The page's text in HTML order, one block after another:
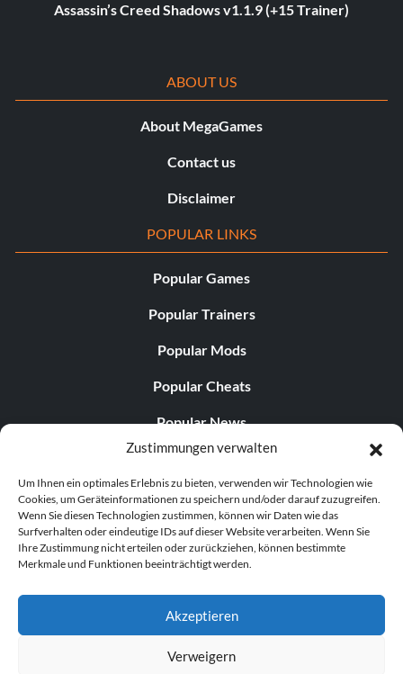
Zustimmungen verwalten
Um Ihnen ein optimales Erlebnis zu bieten, verwenden wir Technologien wie
Cookies, um Geräteinformationen zu speichern und/oder darauf zuzugreifen.
Wenn Sie diesen Technologien zustimmen, können wir Daten wie das
Surfverhalten oder eindeutige IDs auf dieser Website verarbeiten. Wenn Sie
Ihre Zustimmung nicht erteilen oder zurückziehen, können bestimmte
Merkmale und Funktionen beeinträchtigt werden.
Akzeptieren
Verweigern
Assassin’s Creed Shadows v1.1.9 (+15 Trainer)
ABOUT US
About MegaGames
Contact us
Disclaimer
POPULAR LINKS
Popular Games
Popular Trainers
Popular Mods
Popular Cheats
Popular News
Popular Editorials
Popular Free Games
LATEST UPDATES